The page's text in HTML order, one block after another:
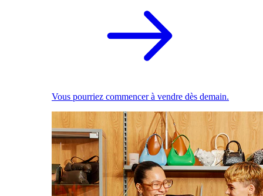
Vous pourriez commencer à vendre dès demain.